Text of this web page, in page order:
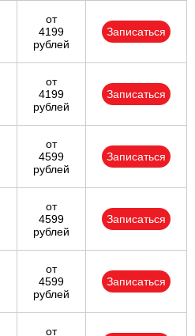
от
4199
рублей
Записаться
от
4199
рублей
Записаться
от
4599
рублей
Записаться
от
4599
рублей
Записаться
от
4599
рублей
Записаться
от